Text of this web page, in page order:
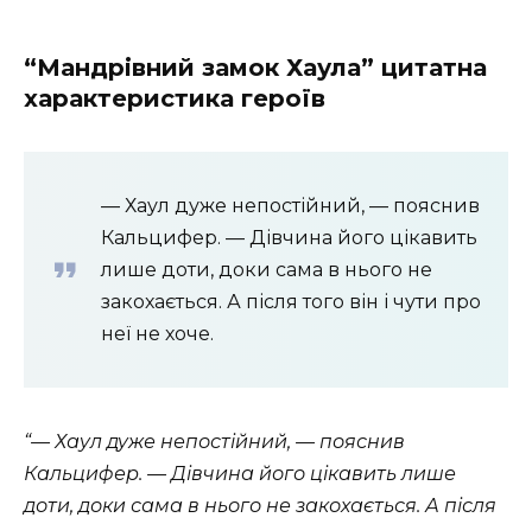
“Мандрівний замок Хаула” цитатна
характеристика героїв
— Хаул дуже непостійний, — пояснив
Кальцифер. — Дівчина його цікавить
лише доти, доки сама в нього не
закохається. А після того він і чути про
неї не хоче.
“— Хаул дуже непостійний, — пояснив
Кальцифер. — Дівчина його цікавить лише
доти, доки сама в нього не закохається. А після